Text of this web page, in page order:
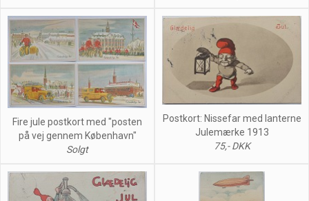
Fire jule postkort med "posten
på vej gennem København"
Solgt
Postkort: Nissefar med lanterne
Julemærke 1913
75,- DKK